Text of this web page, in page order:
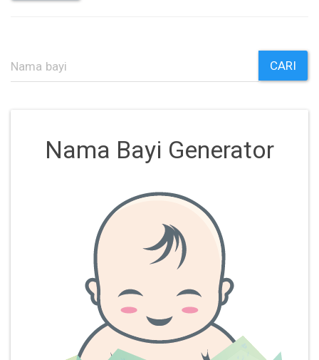
CARI
Nama Bayi Generator